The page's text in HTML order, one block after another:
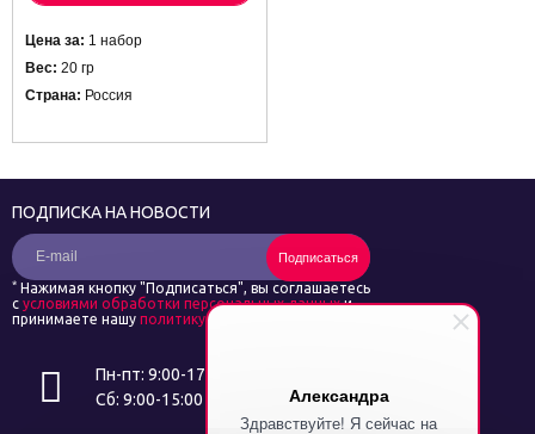
Александра
Здравствуйте! Я сейчас на
Цена за: 1 набор
Вес: 20 гр
Страна: Россия
Пн-пт: 9:00-17:00
Сб: 9:00-15:00
ПОДПИСКА НА НОВОСТИ
Подписаться
* Нажимая кнопку "Подписаться", вы соглашаетесь
с условиями обработки персональных данныхи
принимаете нашу политику конфиденциальности